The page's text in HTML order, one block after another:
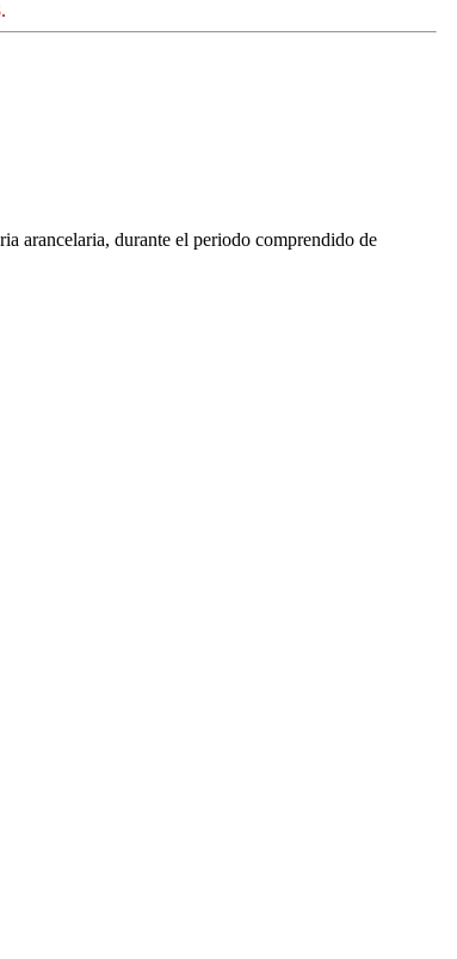
arancelaria, durante el periodo comprendido de